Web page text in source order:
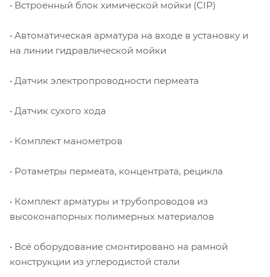
• Встроенный блок химической мойки (CIP)
• Автоматическая арматура на входе в установку и
на линии гидравлической мойки
• Датчик электропроводности пермеата
• Датчик сухого хода
• Комплект манометров
• Ротаметры пермеата, концентрата, рецикла
• Комплект арматуры и трубопроводов из
высоконапорных полимерных материалов
• Всё оборудование смонтировано на рамной
конструкции из углеродистой стали